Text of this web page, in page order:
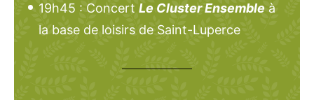
19h45 : Concert Le Cluster Ensemble à
la base de loisirs de Saint-Luperce